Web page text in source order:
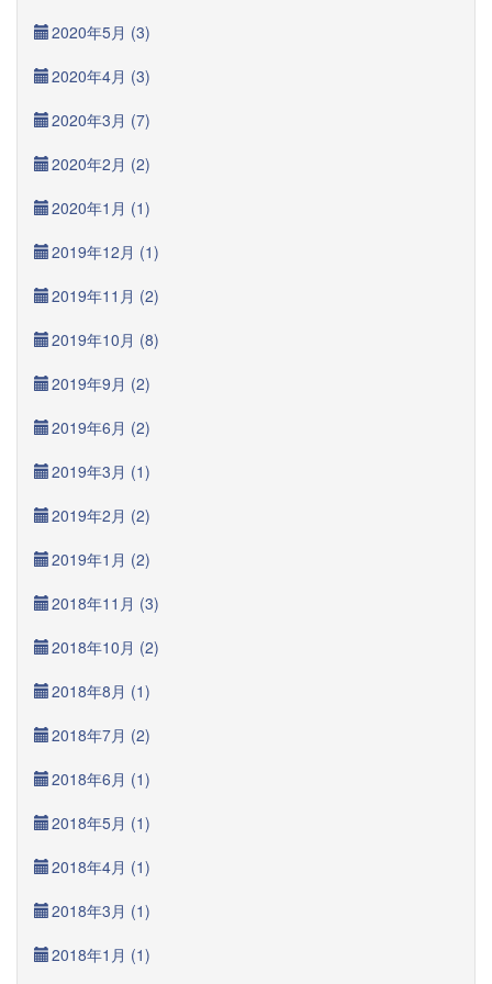
2020年5月 (3)
2020年4月 (3)
2020年3月 (7)
2020年2月 (2)
2020年1月 (1)
2019年12月 (1)
2019年11月 (2)
2019年10月 (8)
2019年9月 (2)
2019年6月 (2)
2019年3月 (1)
2019年2月 (2)
2019年1月 (2)
2018年11月 (3)
2018年10月 (2)
2018年8月 (1)
2018年7月 (2)
2018年6月 (1)
2018年5月 (1)
2018年4月 (1)
2018年3月 (1)
2018年1月 (1)